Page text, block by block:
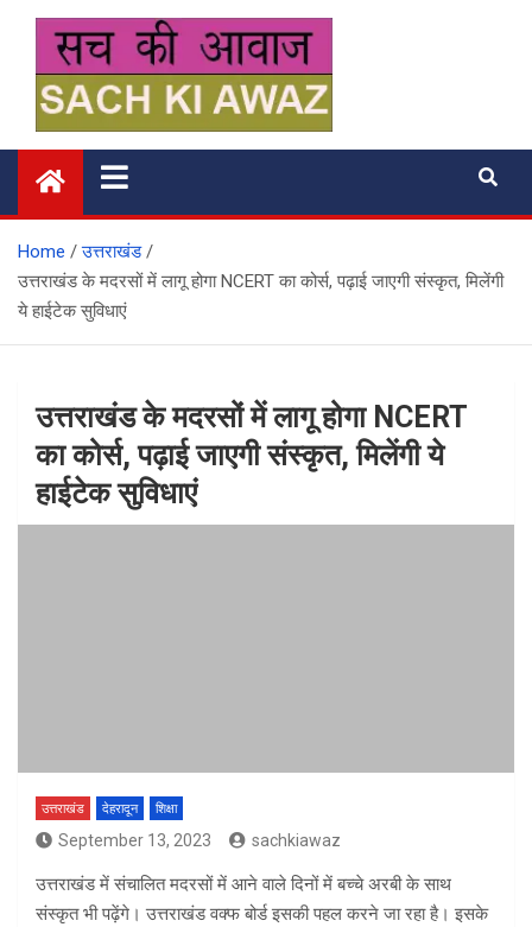
content
सच की आवाज
Home
उत्तराखंड
उत्तराखंड के मदरसों में लागू होगा NCERT का कोर्स, पढ़ाई जाएगी संस्कृत, मिलेंगी
ये हाईटेक सुविधाएं
उत्तराखंड के मदरसों में लागू होगा NCERT
का कोर्स, पढ़ाई जाएगी संस्कृत, मिलेंगी ये
हाईटेक सुविधाएं
उत्तराखंड देहरादून शिक्षा
September 13, 2023 sachkiawaz
उत्तराखंड में संचालित मदरसों में आने वाले दिनों में बच्चे अरबी के साथ
संस्कृत भी पढ़ेंगे। उत्तराखंड वक्फ बोर्ड इसकी पहल करने जा रहा है। इसके